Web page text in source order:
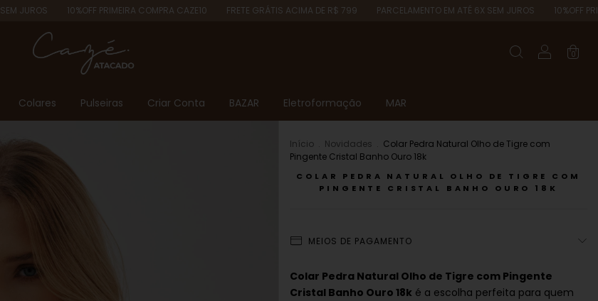
10%OFF PRIMEIRA COMPRA CAZE10 FRETE GRÁTIS ACIMA DE R$ 799 PARCELAMENTO EM ATÉ 6X SEM JUROS 10%OFF PRIMEIRA
0
Colares Pulseiras Criar Conta BAZAR Eletroformação MAR
Início Novidades
Colar Pedra Natural Olho de Tigre com
Pingente Cristal Banho Ouro 18k
COLAR PEDRA NATURAL OLHO DE TIGRE COM
PINGENTE CRISTAL BANHO OURO 18K
MEIOS DE PAGAMENTO
Colar Pedra Natural Olho de Tigre com Pingente
Cristal Banho Ouro 18k é a escolha perfeita para quem